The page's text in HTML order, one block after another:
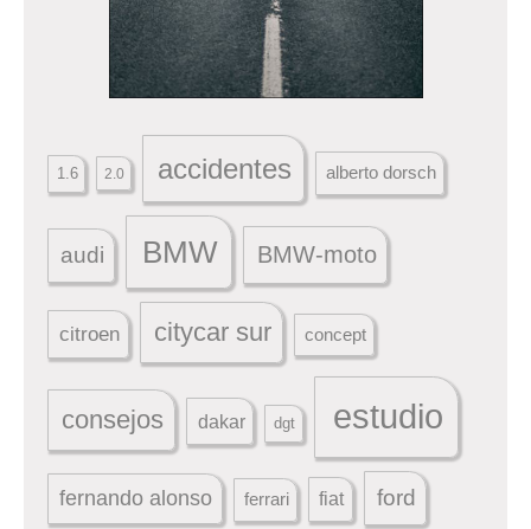
1.6 2.0 accidentes alberto dorsch
audi BMW BMW-moto
citroen citycar sur concept
consejos dakar dgt estudio
fernando alonso ferrari fiat ford